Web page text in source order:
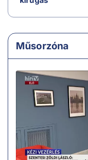
Műsorzóna